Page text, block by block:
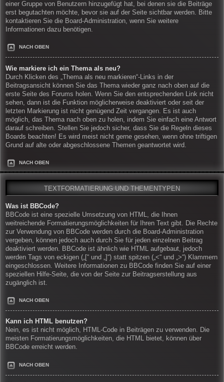
einer Gruppe von Benutzern hinzugefügt hat, bei denen sie die Beiträge
erst begutachten möchte, bevor sie auf der Seite sichtbar werden. Bitte
kontaktieren Sie die Board-Administration, wenn Sie weitere
Informationen dazu benötigen.
NACH OBEN
Wie markiere ich ein Thema als neu?
Durch Klicken des „Thema als neu markieren“-Links in der
Beitragsansicht können Sie das Thema wieder ganz nach oben auf die
erste Seite des Forums holen. Wenn Sie den entsprechenden Link nicht
sehen, dann ist die Funktion möglicherweise deaktiviert oder seit der
letzten Markierung ist nicht genügend Zeit vergangen. Es ist auch
möglich, das Thema nach oben zu holen, indem Sie einfach eine Antwort
darauf schreiben. Stellen Sie jedoch sicher, dass Sie die Regeln dieses
Boards beachten! Es wird meist nicht gerne gesehen, wenn ohne triftigen
Grund auf alte oder abgeschlossene Themen geantwortet wird.
NACH OBEN
TEXTFORMATIERUNG UND THEMENTYPEN
Was ist BBCode?
BBCode ist eine spezielle Umsetzung von HTML, die Ihnen
weitreichende Formatierungsmöglichkeiten für Ihren Text gibt. Die Rechte
zur Verwendung von BBCode werden durch die Board-Administration
vergeben, können jedoch auch durch Sie für jeden einzelnen Beitrag
deaktiviert werden. BBCode ist ähnlich wie HTML aufgebaut, jedoch
werden Tags von eckigen („[“ und „]“) statt spitzen („<“ und „>“) Klammern
eingeschlossen. Weitere Informationen zu BBCode finden Sie auf einer
speziellen Hilfe-Seite, die von der Seite zur Beitragserstellung aus
zugänglich ist.
NACH OBEN
Kann ich HTML benutzen?
Nein, es ist nicht möglich, HTML-Code in Beiträgen zu verwenden. Die
meisten Formatierungsmöglichkeiten, die HTML bietet, können über
BBCode erreicht werden.
NACH OBEN